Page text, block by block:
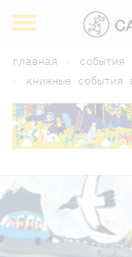
главная
события
книжные события